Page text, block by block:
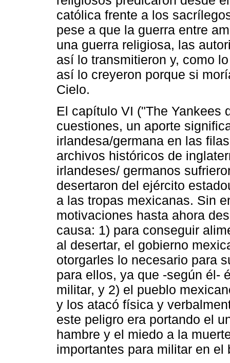
católica frente a los
pese a que la guerra entre
una guerra religiosa, las
así lo transmitieron y, como
así lo creyeron porque si
Cielo.
El capítulo VI ("The Yankees
cuestiones, un aporte
irlandesa/germana en las
archivos históricos de
irlandeses/ germanos
desertaron del ejército
a las tropas mexicanas. Sin
motivaciones hasta ahora
causa: 1) para conseguir
al desertar, el gobierno
otorgarles lo necesario para
para ellos, ya que -según él-
militar, y 2) el pueblo
y los atacó física y
este peligro era portando el
hambre y el miedo a la
importantes para militar en el